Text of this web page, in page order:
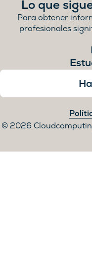
Lo que
Para obtener
profesionales
2026